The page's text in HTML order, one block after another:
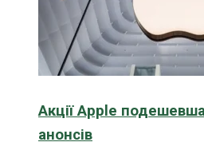
Акції Apple
анонсів